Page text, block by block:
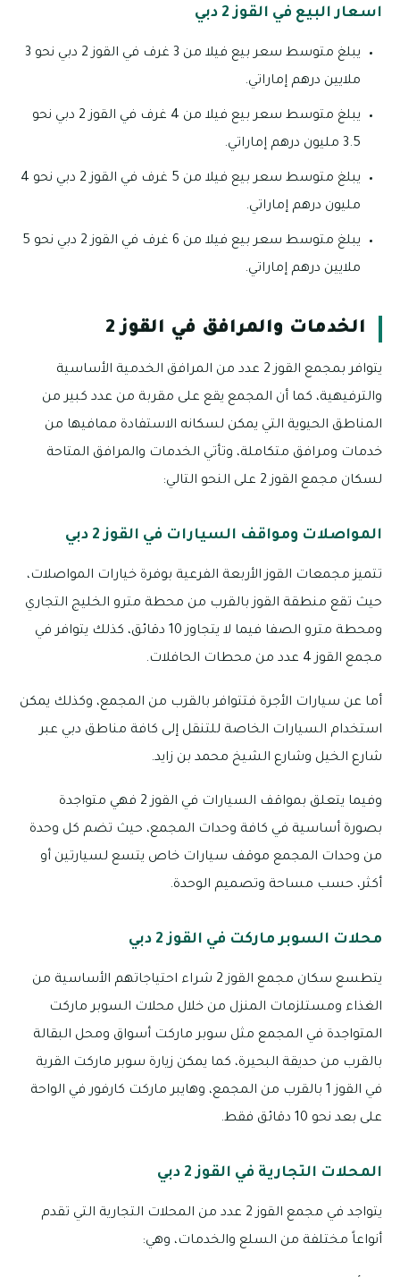
اسعار البيع في القوز 2 دبي
يبلغ متوسط سعر بيع فيلا من 3 غرف في القوز 2 دبي نحو 3
ملايين درهم إماراتي.
يبلغ متوسط سعر بيع فيلا من 4 غرف في القوز 2 دبي نحو
3.5 مليون درهم إماراتي.
يبلغ متوسط سعر بيع فيلا من 5 غرف في القوز 2 دبي نحو 4
مليون درهم إماراتي.
يبلغ متوسط سعر بيع فيلا من 6 غرف في القوز 2 دبي نحو 5
ملايين درهم إماراتي.
الخدمات والمرافق في القوز 2
يتوافر بمجمع القوز 2 عدد من المرافق الخدمية الأساسية
والترفيهية، كما أن المجمع يقع على مقربة من عدد كبير من
المناطق الحيوية التي يمكن لسكانه الاستفادة ممافيها من
خدمات ومرافق متكاملة، وتأتي الخدمات والمرافق المتاحة
لسكان مجمع القوز 2 على النحو التالي:
المواصلات ومواقف السيارات في القوز 2 دبي
تتميز مجمعات القوز الأربعة الفرعية بوفرة خيارات المواصلات،
حيث تقع منطقة القوز بالقرب من محطة مترو الخليج التجاري
ومحطة مترو الصفا فيما لا يتجاوز 10 دقائق، كذلك يتوافر في
مجمع القوز 4 عدد من محطات الحافلات.
أما عن سيارات الأجرة فتتوافر بالقرب من المجمع، وكذلك يمكن
استخدام السيارات الخاصة للتنقل إلى كافة مناطق دبي عبر
شارع الخيل وشارع الشيخ محمد بن زايد.
وفيما يتعلق بمواقف السيارات في القوز 2 فهي متواجدة
بصورة أساسية في كافة وحدات المجمع، حيث تضم كل وحدة
من وحدات المجمع موقف سيارات خاص يتسع لسيارتين أو
أكثر، حسب مساحة وتصميم الوحدة.
محلات السوبر ماركت في القوز 2 دبي
يتطسع سكان مجمع القوز 2 شراء احتياجاتهم الأساسية من
الغذاء ومستلزمات المنزل من خلال محلات السوبر ماركت
المتواجدة في المجمع مثل سوبر ماركت أسواق ومحل البقالة
بالقرب من حديقة البحيرة، كما يمكن زيارة سوبر ماركت القرية
في القوز 1 بالقرب من المجمع، وهايبر ماركت كارفور في الواحة
على بعد نحو 10 دقائق فقط.
المحلات التجارية في القوز 2 دبي
يتواجد في مجمع القوز 2 عدد من المحلات التجارية التي تقدم
أنواعاً مختلفة من السلع والخدمات، وهي: